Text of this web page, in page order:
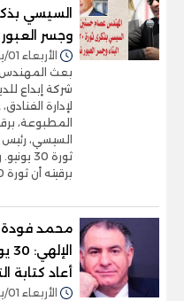
وجسر
الأربعاء 01/يوليو/2026 - 06:00 م
بعث
شركة إبداع
لإدارة
المطبوعة،
السيسي،
ثورة
برقيته أن ثورة 30 يونيو هي شريان البناء وجسر
محمد
أعاد كتابة
الأربعاء 01/يوليو/2026 - 12:12 م